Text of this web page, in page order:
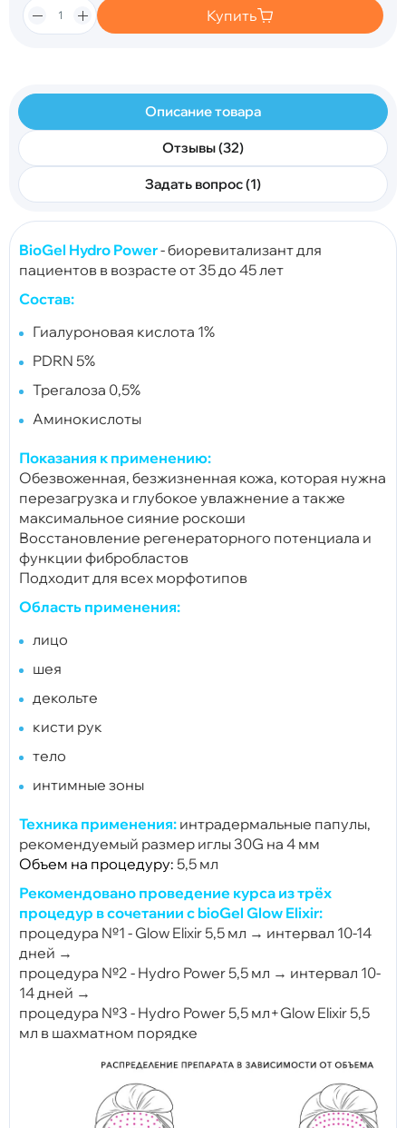
Купить
Описание товара
Отзывы (32)
Задать вопрос (1)
BioGel Hydro Power- биоревитализант для
пациентов в возрасте от 35 до 45 лет
Состав:
Гиалуроновая кислота 1%
PDRN 5%
Трегалоза 0,5%
Аминокислоты
Показания к применению:
Обезвоженная, безжизненная кожа, которая нужна
перезагрузка и глубокое увлажнение а также
максимальное сияние роскоши
Восстановление регенераторного потенциала и
функции фибробластов
Подходит для всех морфотипов
Область применения:
лицо
шея
декольте
кисти рук
тело
интимные зоны
Техника применения: интрадермальные папулы,
рекомендуемый размер иглы 30G на 4 мм
Объем на процедуру: 5,5 мл
Рекомендовано проведение курса из трёх
процедур в сочетании с bioGel Glow Elixir:
процедура №1 - Glow Elixir 5,5 мл → интервал 10-14
дней →
процедура №2 - Hydro Power 5,5 мл → интервал 10-
14 дней →
процедура №3 - Hydro Power 5,5 мл+Glow Elixir 5,5
мл в шахматном порядке